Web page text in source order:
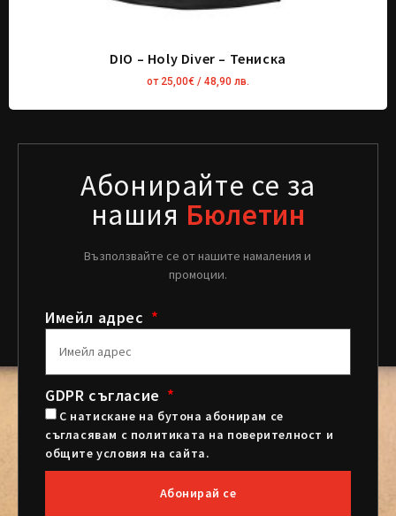
DIO – Holy Diver – Тениска
от 25,00€ / 48,90 лв.
Абонирайте се за
нашия Бюлетин
Възползвайте се от нашите намаления и
промоции.
Имейл адрес
GDPR съгласие
С натискане на бутона абонирам се
съгласявам с политиката на поверителност и
общите условия на сайта.
Абонирай се